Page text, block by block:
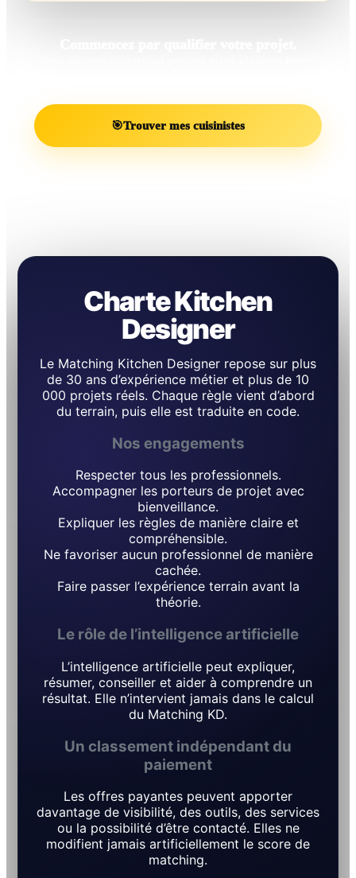
🎯Trouver mes cuisinistes
Charte Kitchen
Designer
Le Matching Kitchen Designer repose sur plus
de 30 ans d’expérience métier et plus de 10
000 projets réels. Chaque règle vient d’abord
du terrain, puis elle est traduite en code.
Nos engagements
Respecter tous les professionnels.
Accompagner les porteurs de projet avec
bienveillance.
Expliquer les règles de manière claire et
compréhensible.
Ne favoriser aucun professionnel de manière
cachée.
Faire passer l’expérience terrain avant la
théorie.
Le rôle de l’intelligence artificielle
L’intelligence artificielle peut expliquer,
résumer, conseiller et aider à comprendre un
résultat. Elle n’intervient jamais dans le calcul
du Matching KD.
Un classement indépendant du
paiement
Les offres payantes peuvent apporter
davantage de visibilité, des outils, des services
ou la possibilité d’être contacté. Elles ne
modifient jamais artificiellement le score de
matching.